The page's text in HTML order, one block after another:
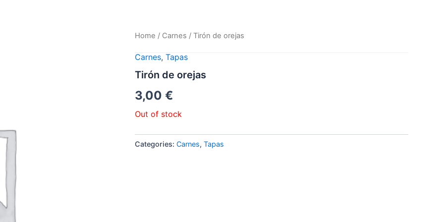
Home / Carnes / Tirón de orejas
Carnes, Tapas
Tirón de orejas
3,00 €
Out of stock
Categories: Carnes, Tapas